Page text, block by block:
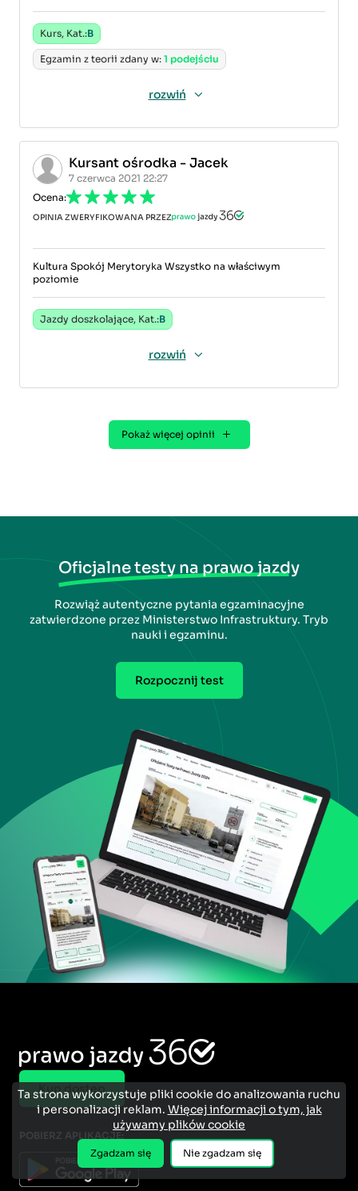
Kurs, Kat.:B
Egzamin z teorii zdany w: 1 podejściu
rozwiń
Kursant ośrodka - Jacek
7 czerwca 2021 22:27
Ocena:
OPINIA ZWERYFIKOWANA PRZEZ
Kultura Spokój Merytoryka Wszystko na właściwym
poziomie
Jazdy doszkolające, Kat.:B
rozwiń
Pokaż więcej opinii
Oficjalne testy na prawo jazdy
Rozwiąż autentyczne pytania egzaminacyjne
zatwierdzone przez Ministerstwo Infrastruktury. Tryb
nauki i egzaminu.
Rozpocznij test
Kup dostęp
POBIERZ APLIKACJE:
Ta strona wykorzystuje pliki cookie do analizowania ruchu
i personalizacji reklam. Więcej informacji o tym, jak
używamy plików cookie
Zgadzam się Nie zgadzam się